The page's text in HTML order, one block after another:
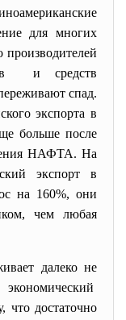
для многих
производителей
и средств
спад.
экспорта в
больше после
НАФТА. На
экспорт в
на 160%, они
чем любая
далеко не
что достаточно